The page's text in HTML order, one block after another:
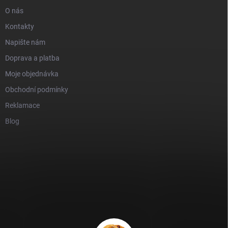
O nás
Kontakty
Napište nám
Doprava a platba
Moje objednávka
Obchodní podmínky
Reklamace
Blog